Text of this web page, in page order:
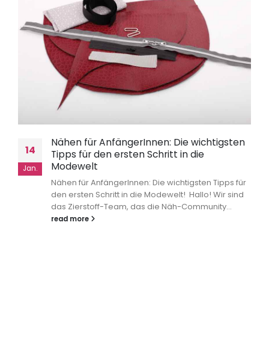
14
Jan.
Nähen für AnfängerInnen: Die wichtigsten
Tipps für den ersten Schritt in die
Modewelt
Nähen für AnfängerInnen: Die wichtigsten Tipps für
den ersten Schritt in die Modewelt! Hallo! Wir sind
das Zierstoff-Team, das die Näh-Community...
read more